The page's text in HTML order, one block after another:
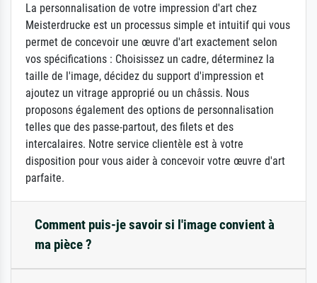
La personnalisation de votre impression d'art chez
Meisterdrucke est un processus simple et intuitif qui vous
permet de concevoir une œuvre d'art exactement selon
vos spécifications : Choisissez un cadre, déterminez la
taille de l'image, décidez du support d'impression et
ajoutez un vitrage approprié ou un châssis. Nous
proposons également des options de personnalisation
telles que des passe-partout, des filets et des
intercalaires. Notre service clientèle est à votre
disposition pour vous aider à concevoir votre œuvre d'art
parfaite.
Comment puis-je savoir si l'image convient à
ma pièce ?